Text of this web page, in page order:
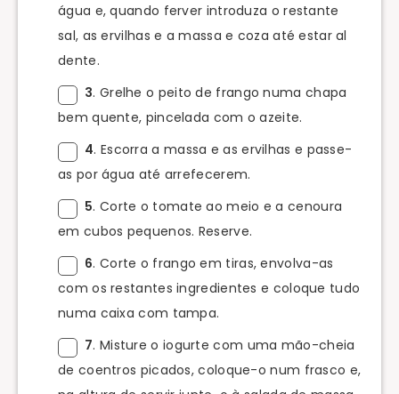
água e, quando ferver introduza o restante
sal, as ervilhas e a massa e coza até estar al
dente.
3. Grelhe o peito de frango numa chapa
bem quente, pincelada com o azeite.
4. Escorra a massa e as ervilhas e passe-
as por água até arrefecerem.
5. Corte o tomate ao meio e a cenoura
em cubos pequenos. Reserve.
6. Corte o frango em tiras, envolva-as
com os restantes ingredientes e coloque tudo
numa caixa com tampa.
7. Misture o iogurte com uma mão-cheia
de coentros picados, coloque-o num frasco e,